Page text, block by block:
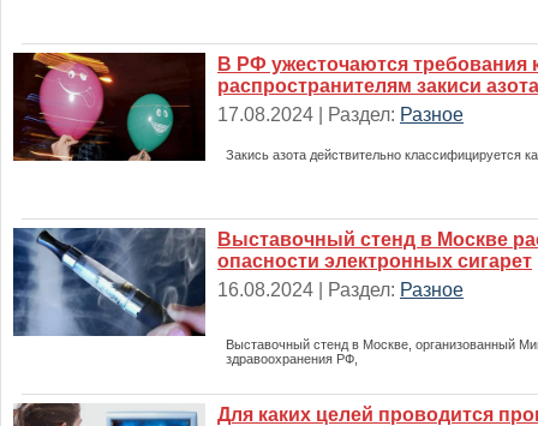
В РФ ужесточаются требования
распространителям закиси азота
17.08.2024 | Раздел: Разное
Закись азота действительно классифицируется
Выставочный стенд в Москве
опасности электронных сигарет
16.08.2024 | Раздел: Разное
Выставочный стенд в Москве, организованный
здравоохранения РФ,
Для каких целей проводится